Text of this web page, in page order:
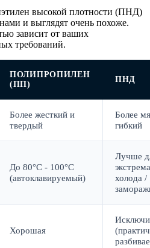
высокой плотности (ПНД)
и выглядят очень похоже.
зависит от ваших
требований.
ПОЛИПРОПИЛЕН
(ПП)
ПНД
Более жесткий и
твердый
Более
гибкий
До 80°C - 100°C
(автоклавируемый)
Лучше
холода /
Хорошая